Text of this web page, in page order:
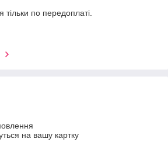
тільки по передоплаті.
на вашу картку